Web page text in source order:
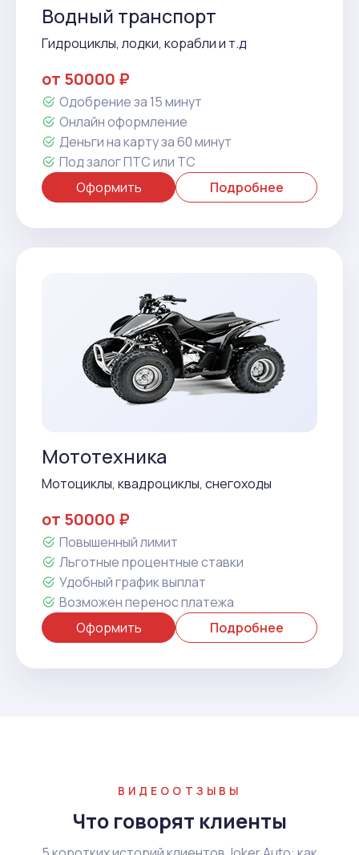
Водный транспорт
Гидроциклы, лодки, корабли и т.д
от 50000 ₽
Одобрение за 15 минут
Онлайн оформление
Деньги на карту за 60 минут
Под залог ПТС или ТС
Оформить
Подробнее
Мототехника
Мотоциклы, квадроциклы, снегоходы
от 50000 ₽
Повышенный лимит
Льготные процентные ставки
Удобный график выплат
Возможен перенос платежа
Оформить
Подробнее
ВИДЕООТЗЫВЫ
Что говорят клиенты